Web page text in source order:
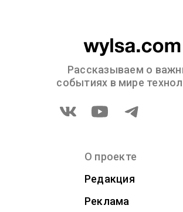
Рассказываем о
событиях в мире
О проекте
Редакция
Реклама